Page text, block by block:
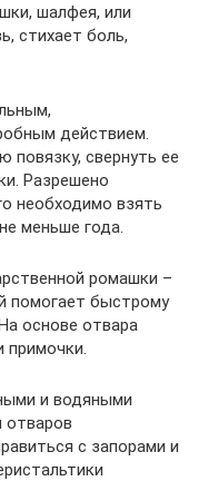
шалфея, или
стихает боль,
действием.
свернуть ее
Разрешено
необходимо взять
меньше года.
ромашки –
помогает быстрому
основе отвара
примочки.
и водяными
отваров
с запорами и